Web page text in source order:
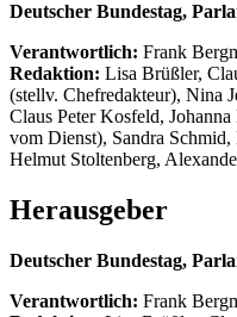
Deutscher Bundestag,
Verantwortlich: Frank
Redaktion: Lisa Brüßler,
(stellv. Chefredakteur), Nina
Claus Peter Kosfeld,
vom Dienst), Sandra
Helmut Stoltenberg,
Herausgeber
Deutscher Bundestag,
Verantwortlich: Frank